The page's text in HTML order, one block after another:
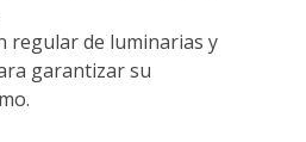
regular de luminarias y
garantizar su